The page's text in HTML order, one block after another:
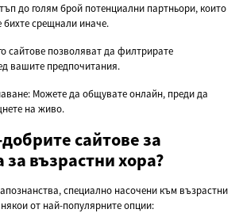
до голям брой потенциални партньори, които
бихте срещнали иначе.
сайтове позволяват да филтрирате
вашите предпочитания.
Можете да общувате онлайн, преди да
на живо.
сайтове за
за възрастни хора?
специално насочени към възрастни
от най-популярните опции: